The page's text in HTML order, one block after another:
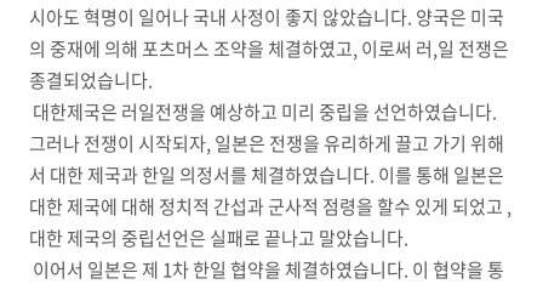
시아도 혁명이 일어나 국내 사정이 좋지 않았습니다. 양국은 미국
의 중재에 의해 포츠머스 조약을 체결하였고, 이로써 러,일 전쟁은
종결되었습니다.
대한제국은 러일전쟁을 예상하고 미리 중립을 선언하였습니다.
그러나 전쟁이 시작되자, 일본은 전쟁을 유리하게 끌고 가기 위해
서 대한 제국과 한일 의정서를 체결하였습니다. 이를 통해 일본은
대한 제국에 대해 정치적 간섭과 군사적 점령을 할수 있게 되었고 ,
대한 제국의 중립선언은 실패로 끝나고 말았습니다.
이어서 일본은 제 1차 한일 협약을 체결하였습니다. 이 협약을 통